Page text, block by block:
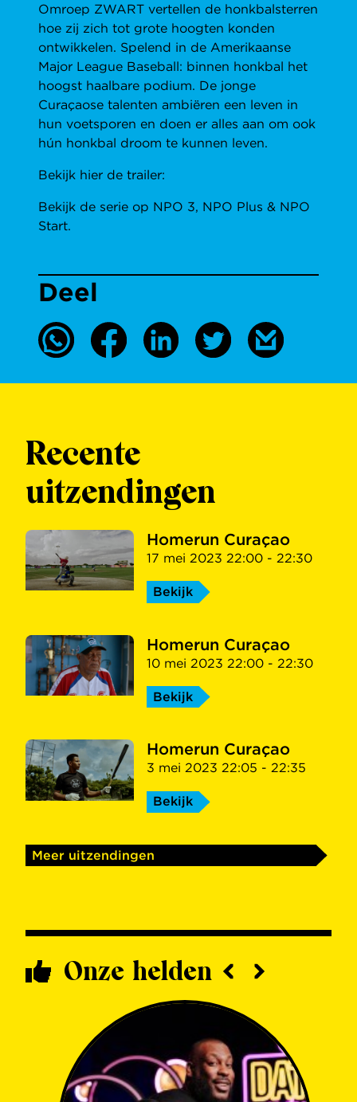
Omroep ZWART vertellen de honkbalsterren
hoe zij zich tot grote hoogten konden
ontwikkelen. Spelend in de Amerikaanse
Major League Baseball: binnen honkbal het
hoogst haalbare podium. De jonge
Curaçaose talenten ambiëren een leven in
hun voetsporen en doen er alles aan om ook
hún honkbal droom te kunnen leven.
Bekijk hier de trailer:
Bekijk de serie op NPO 3, NPO Plus & NPO
Start.
Deel
Recente
uitzendingen
Homerun Curaçao
17 mei 2023 22:00 - 22:30
Bekijk
Homerun Curaçao
10 mei 2023 22:00 - 22:30
Bekijk
Homerun Curaçao
3 mei 2023 22:05 - 22:35
Bekijk
Meer uitzendingen
Onze helden